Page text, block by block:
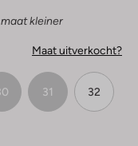
kleiner
Maat uitverkocht?
31 32